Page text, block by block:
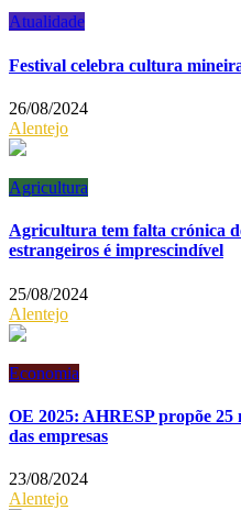
Atualidade
Festival celebra cultura
26/08/2024
Alentejo
Agricultura
Agricultura tem falta crónica
estrangeiros é imprescindível
25/08/2024
Alentejo
Economia
OE 2025: AHRESP propõe 25
das empresas
23/08/2024
Alentejo